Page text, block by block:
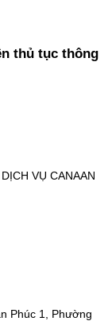
thủ tục thông
VỤ CANAAN
Phúc 1, Phường